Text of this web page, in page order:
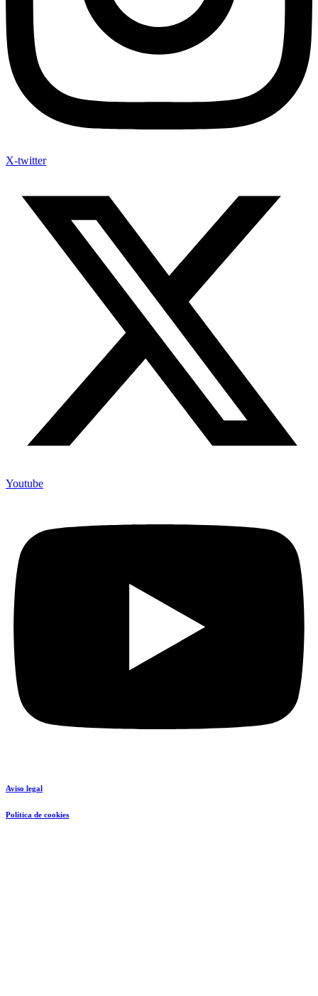
X-twitter
Youtube
Aviso legal
Política de cookies